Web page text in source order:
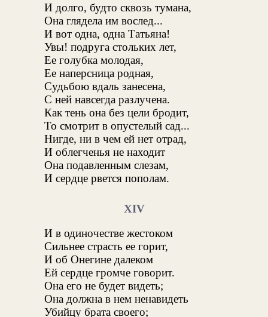
И долго, будто сквозь тумана,
Она глядела им вослед...
И вот одна, одна Татьяна!
Увы! подруга стольких лет,
Ее голубка молодая,
Ее наперсница родная,
Судьбою вдаль занесена,
С ней навсегда разлучена.
Как тень она без цели бродит,
То смотрит в опустелый сад...
Нигде, ни в чем ей нет отрад,
И облегченья не находит
Она подавленным слезам,
И сердце рвется пополам.
XIV
И в одиночестве жестоком
Сильнее страсть ее горит,
И об Онегине далеком
Ей сердце громче говорит.
Она его не будет видеть;
Она должна в нем ненавидеть
Убийцу брата своего;